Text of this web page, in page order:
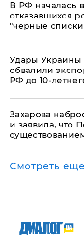
​В РФ началась
отказавшихся
"черные
Удары
обвалили
РФ до 10-
​Захарова
и заявила, что
Смотреть ещё